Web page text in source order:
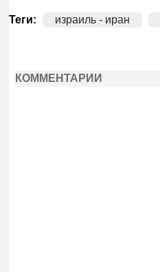
Теги: израиль - иран
КОММЕНТАРИИ